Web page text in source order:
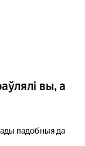
вы, а
падобныя да